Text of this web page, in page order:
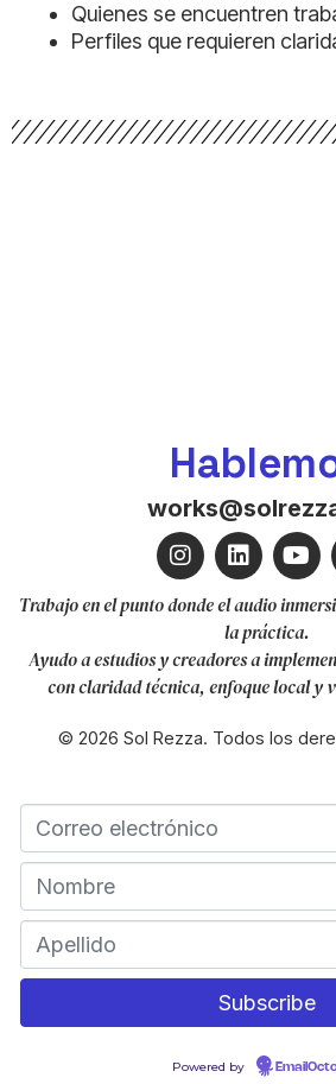
Quienes se encuentren
Perfiles que requieren
Trabajo en el punto donde el audio
la práctica.
Ayudo a estudios y creadores a
con claridad técnica, enfoque local y
© 2026 Sol Rezza. Todos los
Powered by